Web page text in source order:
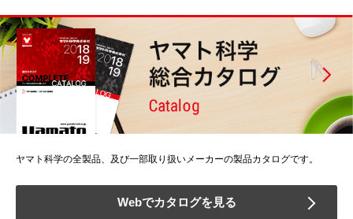
ヤマト科学の全製品、及び一部取り扱いメーカーの製品カタログです。
Webでカタログを見る